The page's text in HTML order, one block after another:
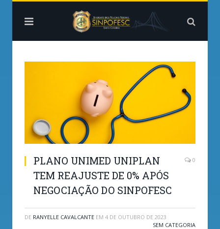
PLANO UNIMED UNIPLAN
TEM REAJUSTE DE 0% APÓS
NEGOCIAÇÃO DO SINPOFESC
0
DE RANYELLE CAVALCANTE EM 4 DE OUTUBRO DE 2023
SEM CATEGORIA